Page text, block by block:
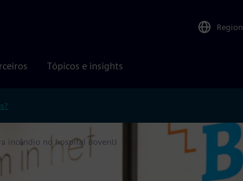
Region
Tópicos e insights
incêndio no hospital BovenIJ